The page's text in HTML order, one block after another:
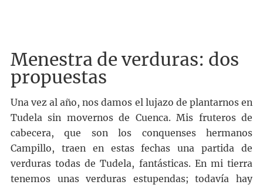
Menestra de verduras: dos
propuestas
Una vez al año, nos damos el lujazo de plantarnos en
Tudela sin movernos de Cuenca. Mis fruteros de
cabecera, que son los conquenses hermanos
Campillo, traen en estas fechas una partida de
verduras todas de Tudela, fantásticas. En mi tierra
tenemos unas verduras estupendas; todavía hay